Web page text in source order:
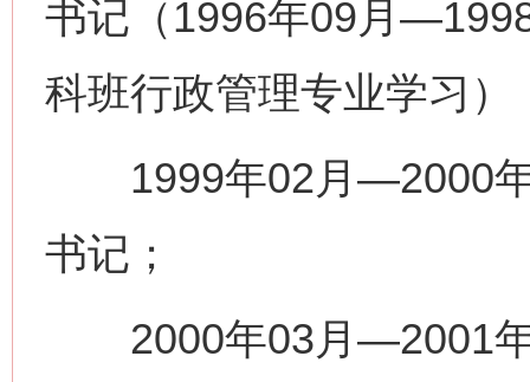
书记（1996年09月
科班行政管理专业学习）
1999年02月—2000年
书记；
2000年03月—2001年